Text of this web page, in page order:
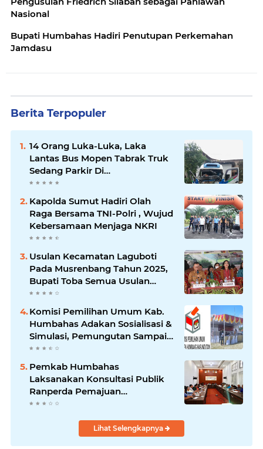
Nasional
Bupati Humbahas Hadiri Penutupan Perkemahan
Jamdasu
Berita Terpopuler
14 Orang Luka-Luka, Laka
Lantas Bus Mopen Tabrak Truk
Sedang Parkir Di
Siborongborong
Kapolda Sumut Hadiri Olah
Raga Bersama TNI-Polri , Wujud
Kebersamaan Menjaga NKRI
Usulan Kecamatan Laguboti
Pada Musrenbang Tahun 2025,
Bupati Toba Semua Usulan
Harus Mendukung
Komisi Pemilihan Umum Kab.
Humbahas Adakan Sosialisasi &
Simulasi, Pemungutan Sampai
Rekapitulasi Suara.
Pemkab Humbahas
Laksanakan Konsultasi Publik
Ranperda Pemajuan
Kebudayaan Daerah
Lihat Selengkapnya